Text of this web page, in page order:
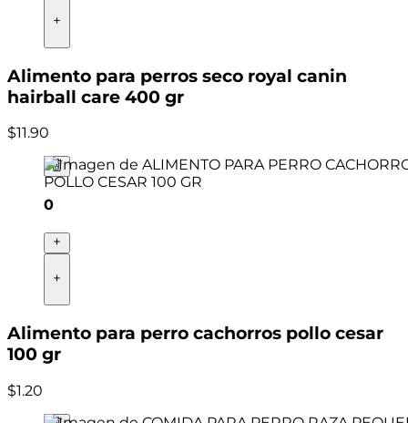
Alimento para perros seco royal canin
hairball care 400 gr
$11.90
0
Alimento para perro cachorros pollo cesar
100 gr
$1.20